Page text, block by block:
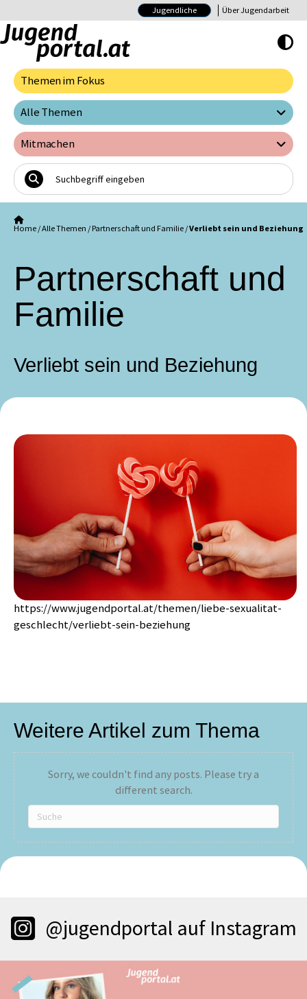
Jugendliche Über Jugendarbeit
Hoher Kontrast
Themen im Fokus
Alle Themen
Mitmachen
Home /Alle Themen /Partnerschaft und Familie /Verliebt sein und Beziehung
Partnerschaft und
Familie
Verliebt sein und Beziehung
https://www.jugendportal.at/themen/liebe-sexualitat-
geschlecht/verliebt-sein-beziehung
Weitere Artikel zum Thema
Sorry, we couldn't find any posts. Please try a
different search.
@jugendportal auf Instagram